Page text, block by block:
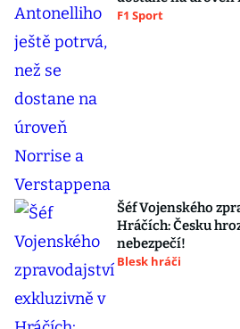
F1 Sport
Šéf Vojenského
Hráčích: Česku
nebezpečí!
Blesk hráči